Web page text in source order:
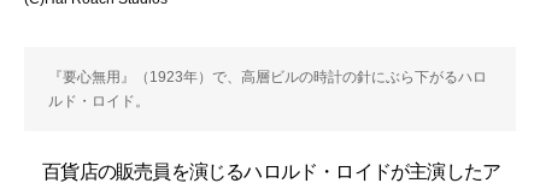
『要心無用』（1923年）で、高層ビルの時計の針にぶら下がるハロ
ルド・ロイド。
百貨店の販売員を演じるハロルド・ロイドが主演したア